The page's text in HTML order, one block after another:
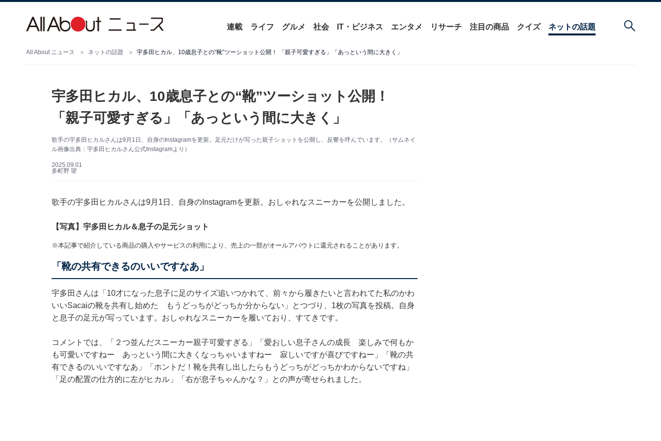
連載 ライフ グルメ 社会 IT・ビジネス エンタメ リサーチ 注目の商品 クイズ ネットの話題
All About ニュース ネットの話題 宇多田ヒカル、10歳息子との“靴”ツーショット公開！ 「親子可愛すぎる」「あっという間に大きく」
宇多田ヒカル、10歳息子との“靴”ツーショット公開！
「親子可愛すぎる」「あっという間に大きく」
歌手の宇多田ヒカルさんは9月1日、自身のInstagramを更新。足元だけが写った親子ショットを公開し、反響を呼んでいます。（サムネイ
ル画像出典：宇多田ヒカルさん公式Instagramより）
2025.09.01
多町野 望
歌手の宇多田ヒカルさんは9月1日、自身のInstagramを更新。おしゃれなスニーカーを公開しました。
【写真】宇多田ヒカル＆息子の足元ショット
※本記事で紹介している商品の購入やサービスの利用により、売上の一部がオールアバウトに還元されることがあります。
「靴の共有できるのいいですなあ」
宇多田さんは「10才になった息子に足のサイズ追いつかれて、前々から履きたいと言われてた私のかわ
いいSacaiの靴を共有し始めた もうどっちがどっちか分からない」とつづり、1枚の写真を投稿。自身
と息子の足元が写っています。おしゃれなスニーカーを履いており、すてきです。
コメントでは、「２つ並んだスニーカー親子可愛すぎる」「愛おしい息子さんの成長 楽しみで何もか
も可愛いですねー あっという間に大きくなっちゃいますねー 寂しいですが喜びですねー」「靴の共
有できるのいいですなあ」「ホントだ！靴を共有し出したらもうどっちがどっちかわからないですね」
「足の配置の仕方的に左がヒカル」「右が息子ちゃんかな？」との声が寄せられました。